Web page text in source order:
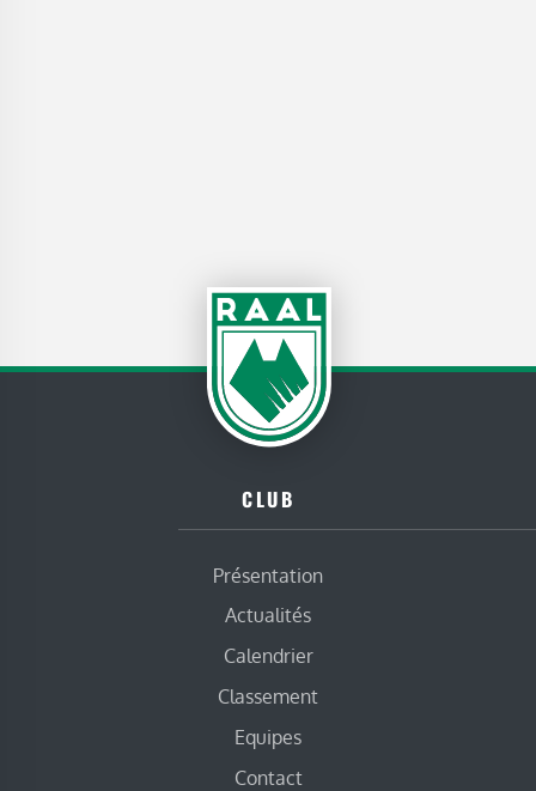
CLUB
Présentation
Actualités
Calendrier
Classement
Equipes
Contact